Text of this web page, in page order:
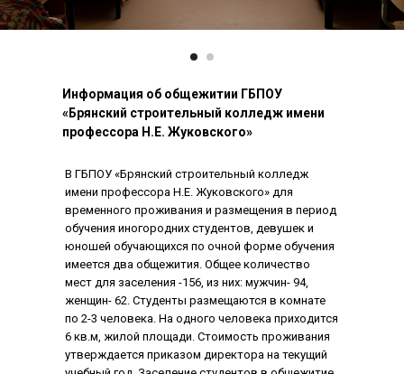
В ГБПОУ «Брянский строительный колледж
имени профессора Н.Е. Жуковского» для
временного проживания и размещения в период
обучения иногородних студентов, девушек и
юношей обучающихся по очной форме обучения
имеется два общежития. Общее количество
мест для заселения -156, из них: мужчин- 94,
женщин- 62. Студенты размещаются в комнате
по 2-3 человека. На одного человека приходится
6 кв.м, жилой площади. Стоимость проживания
утверждается приказом директора на текущий
Информация об общежитии ГБПОУ
«Брянский строительный колледж имени
профессора Н.Е. Жуковского»